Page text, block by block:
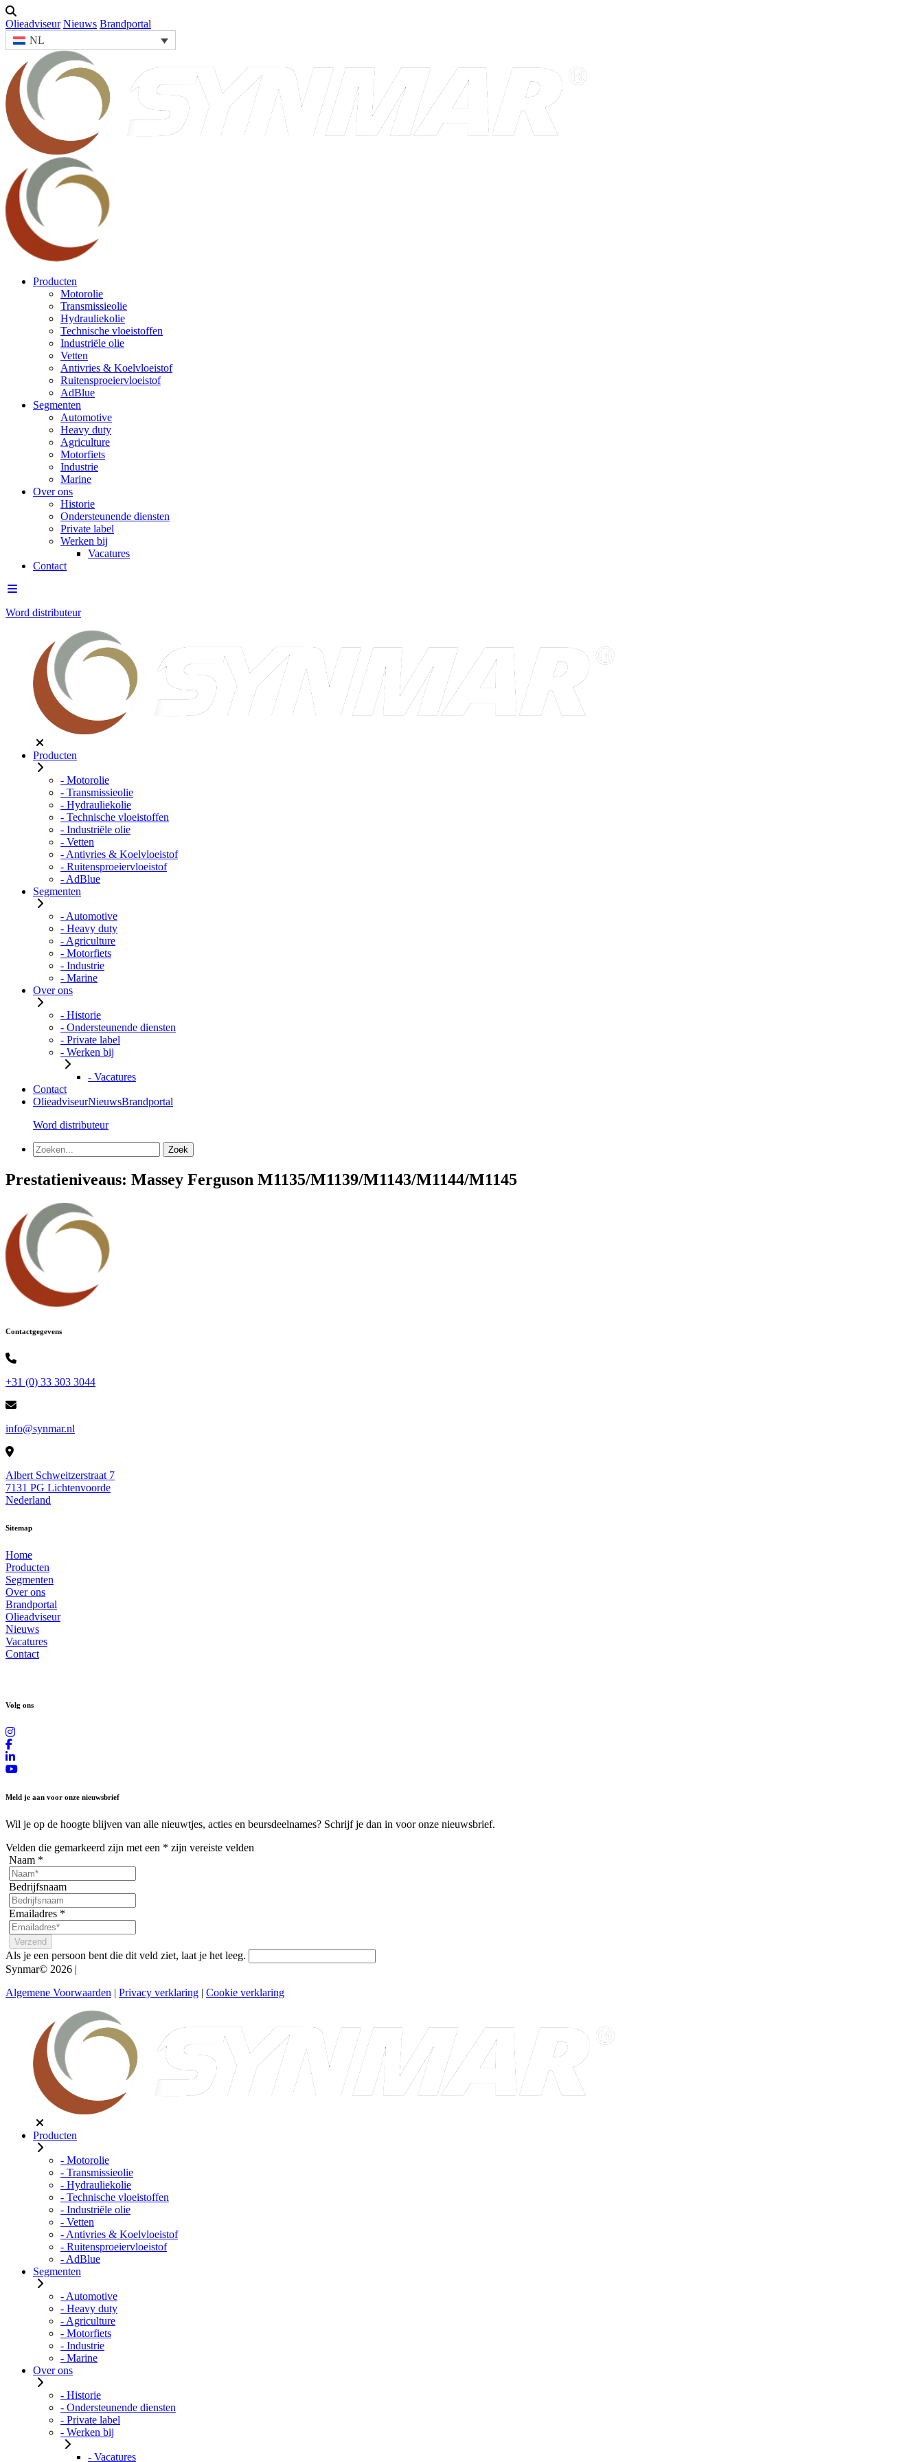
Olieadviseur Nieuws Brandportal
NL
Producten
Motorolie
Transmissieolie
Hydrauliekolie
Technische vloeistoffen
Industriële olie
Vetten
Antivries & Koelvloeistof
Ruitensproeiervloeistof
AdBlue
Segmenten
Automotive
Heavy duty
Agriculture
Motorfiets
Industrie
Marine
Over ons
Historie
Ondersteunende diensten
Private label
Werken bij
Vacatures
Contact
Word distributeur
Producten
- Motorolie
- Transmissieolie
- Hydrauliekolie
- Technische vloeistoffen
- Industriële olie
- Vetten
- Antivries & Koelvloeistof
- Ruitensproeiervloeistof
- AdBlue
Segmenten
- Automotive
- Heavy duty
- Agriculture
- Motorfiets
- Industrie
- Marine
Over ons
- Historie
- Ondersteunende diensten
- Private label
- Werken bij
- Vacatures
Contact
OlieadviseurNieuwsBrandportal
Word distributeur
Prestatieniveaus: Massey Ferguson M1135/M1139/M1143/M1144/M1145
Contactgegevens
+31 (0) 33 303 3044
info@synmar.nl
Albert Schweitzerstraat 7
7131 PG Lichtenvoorde
Nederland
Sitemap
Home
Producten
Segmenten
Over ons
Brandportal
Olieadviseur
Nieuws
Vacatures
Contact
Volg ons
Meld je aan voor onze nieuwsbrief
Wil je op de hoogte blijven van alle nieuwtjes, acties en beursdeelnames? Schrijf je dan in voor onze nieuwsbrief.
Velden die gemarkeerd zijn met een * zijn vereiste velden
Naam *
Bedrijfsnaam
Emailadres *
Als je een persoon bent die dit veld ziet, laat je het leeg.
Synmar© 2026 |
Algemene Voorwaarden | Privacy verklaring | Cookie verklaring
Producten
- Motorolie
- Transmissieolie
- Hydrauliekolie
- Technische vloeistoffen
- Industriële olie
- Vetten
- Antivries & Koelvloeistof
- Ruitensproeiervloeistof
- AdBlue
Segmenten
- Automotive
- Heavy duty
- Agriculture
- Motorfiets
- Industrie
- Marine
Over ons
- Historie
- Ondersteunende diensten
- Private label
- Werken bij
- Vacatures